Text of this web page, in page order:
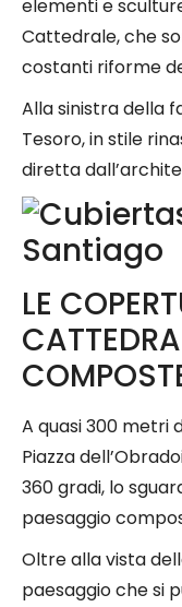
elementi e
Cattedrale, che
costanti riforme
Alla sinistra della
Tesoro, in stile
diretta
LE
A quasi 300 metri
Piazza
360 gradi, lo
paesaggio
Oltre alla vista
paesaggio che si